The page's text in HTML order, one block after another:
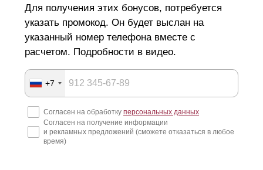
Для получения этих бонусов, потребуется
указать промокод. Он будет выслан на
указанный номер телефона вместе с
расчетом. Подробности в видео.
+7
Согласен на обработку персональных данных
Согласен на получение информации
и рекламных предложений (сможете отказаться в любое
время)